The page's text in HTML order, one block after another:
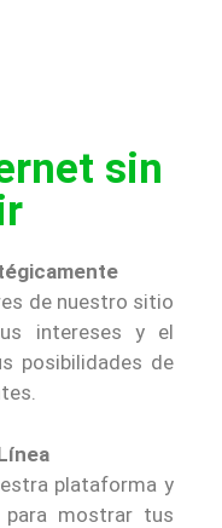
sin
de nuestro sitio
intereses y el
posibilidades de
plataforma y
para mostrar tus